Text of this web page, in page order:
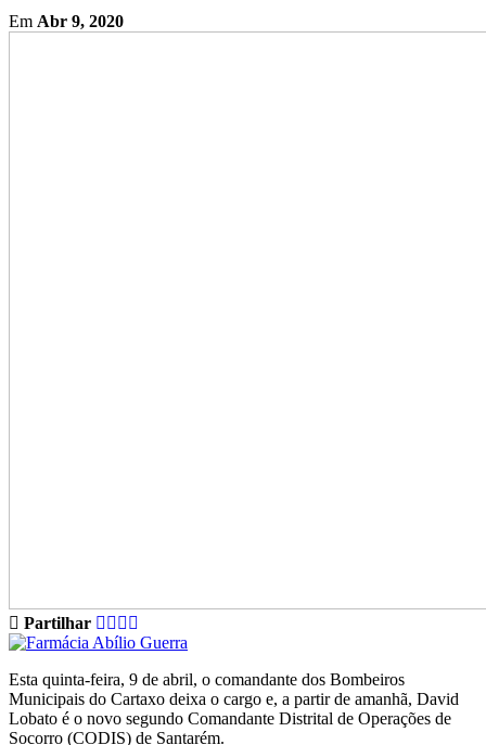
Em Abr 9, 2020
Partilhar
Esta quinta-feira, 9 de abril, o comandante dos Bombeiros
Municipais do Cartaxo deixa o cargo e, a partir de amanhã, David
Lobato é o novo segundo Comandante Distrital de Operações de
Socorro (CODIS) de Santarém.